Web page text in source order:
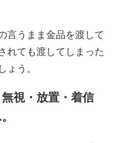
言うまま金品を渡して
れても渡してしまった
う。
視・放置・着信